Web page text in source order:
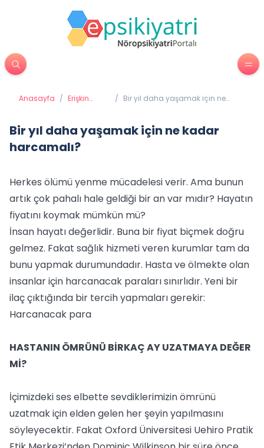
Anasayfa / Erişkin
/ Bir yıl daha yaşamak için ne
Bir yıl daha yaşamak için ne kadar
harcamalı?
Herkes ölümü yenme mücadelesi verir. Ama bunun
artık çok pahalı hale geldiği bir an var mıdır? Hayatın
fiyatını koymak mümkün mü?
İnsan hayatı değerlidir. Buna bir fiyat biçmek doğru
gelmez. Fakat sağlık hizmeti veren kurumlar tam da
bunu yapmak durumundadır. Hasta ve ölmekte olan
insanlar için harcanacak paraları sınırlıdır. Yeni bir
ilaç çıktığında bir tercih yapmaları gerekir:
Harcanacak para
HASTANIN ÖMRÜNÜ BİRKAÇ AY UZATMAYA DEĞER
Mİ?
İçimizdeki ses elbette sevdiklerimizin ömrünü
uzatmak için elden gelen her şeyin yapılmasını
söyleyecektir. Fakat Oxford Üniversitesi Uehiro Pratik